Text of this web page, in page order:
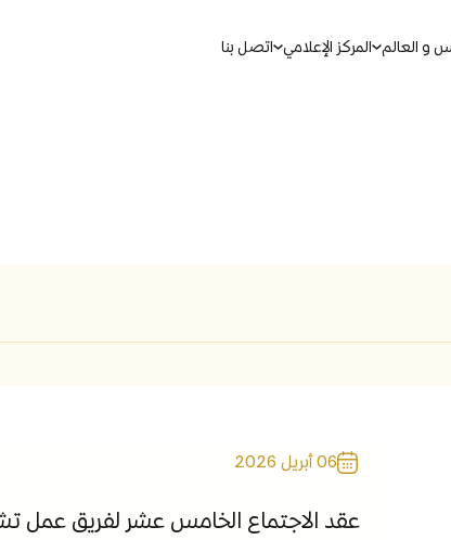
و العالم المركز الإعلامي اتصل بنا
06 أبريل 2026
عقد الاجتماع الخامس عشر لفريق عمل